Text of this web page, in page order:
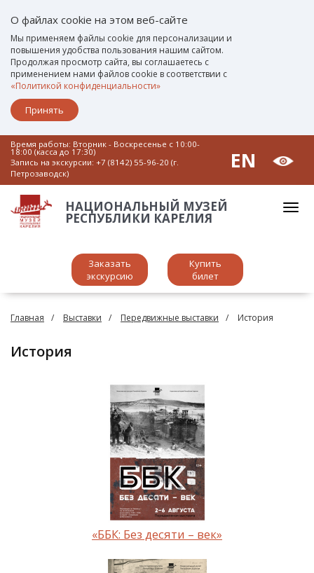
О файлах cookie на этом веб-сайте
Мы применяем файлы cookie для персонализации и
повышения удобства пользования нашим сайтом.
Продолжая просмотр сайта, вы соглашаетесь с
применением нами файлов cookie в соответствии с
«Политикой конфиденциальности»
Принять
Время работы: Вторник - Воскресенье c 10:00-
18:00 (касса до 17:30)
Запись на экскурсии: +7 (8142) 55-96-20 (г.
Петрозаводск)
EN
НАЦИОНАЛЬНЫЙ МУЗЕЙ
РЕСПУБЛИКИ КАРЕЛИЯ
Заказать
экскурсию
Купить
билет
Главная Выставки Передвижные выставки История
История
«ББК: Без десяти – век»